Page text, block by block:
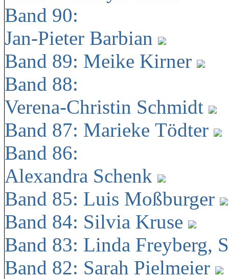
Band 90:
Jan-Pieter Barbian
Band 89: Meike Kirner
Band 88:
Verena-Christin Schmidt
Band 87: Marieke Tödter
Band 86:
Alexandra Schenk
Band 85: Luis Moßburger
Band 84: Silvia Kruse
Band 83: Linda Freyberg,
Band 82: Sarah Pielmeier